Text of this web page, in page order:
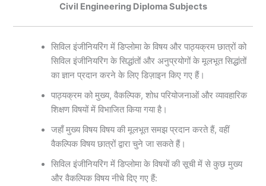
Civil Engineering Diploma Subjects
सिविल इंजीनियरिंग में डिप्लोमा के विषय और पाठ्यक्रम छात्रों को
सिविल इंजीनियरिंग के सिद्धांतों और अनुप्रयोगों के मूलभूत सिद्धांतों
का ज्ञान प्रदान करने के लिए डिज़ाइन किए गए हैं।
पाठ्यक्रम को मुख्य, वैकल्पिक, शोध परियोजनाओं और व्यावहारिक
शिक्षण विषयों में विभाजित किया गया है।
जहाँ मुख्य विषय विषय की मूलभूत समझ प्रदान करते हैं, वहीं
वैकल्पिक विषय छात्रों द्वारा चुने जा सकते हैं।
सिविल इंजीनियरिंग में डिप्लोमा के विषयों की सूची में से कुछ मुख्य
और वैकल्पिक विषय नीचे दिए गए हैं: